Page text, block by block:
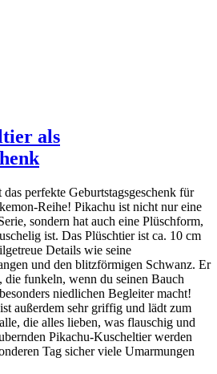
als
perfekte Geburtstagsgeschenk für
Reihe! Pikachu ist nicht nur eine
sondern hat auch eine Plüschform,
ist. Das Plüschtier ist ca. 10 cm
Details wie seine
und den blitzförmigen Schwanz. Er
die funkeln, wenn du seinen Bauch
niedlichen Begleiter macht!
außerdem sehr griffig und lädt zum
die alles lieben, was flauschig und
Pikachu-Kuscheltier werden
Tag sicher viele Umarmungen